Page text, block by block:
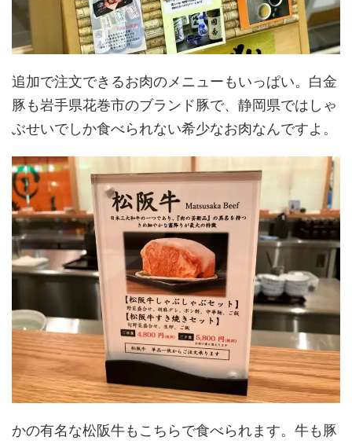
追加で注文できるお肉のメニューもいっぱい。白金
豚も岩手県花巻市のブランド豚で、静岡県ではしゃ
ぶせいでしか食べられない希少なお肉なんですよ。
かの有名な松阪牛もこちらで食べられます。牛も豚